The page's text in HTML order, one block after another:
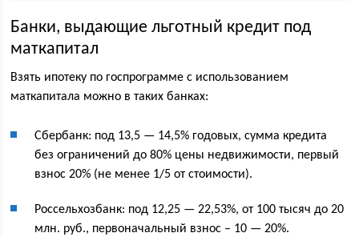
Банки, выдающие льготный кредит под
маткапитал
Взять ипотеку по госпрограмме с использованием
маткапитала можно в таких банках:
Сбербанк: под 13,5 — 14,5% годовых, сумма кредита
без ограничений до 80% цены недвижимости, первый
взнос 20% (не менее 1/5 от стоимости).
Россельхозбанк: под 12,25 — 22,53%, от 100 тысяч до 20
млн. руб., первоначальный взнос – 10 — 20%.